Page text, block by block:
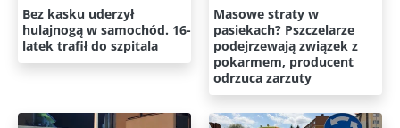
Bez kasku uderzył
hulajnogą w samochód. 16-
latek trafił do szpitala
Masowe straty w
pasiekach? Pszczelarze
podejrzewają związek z
pokarmem, producent
odrzuca zarzuty